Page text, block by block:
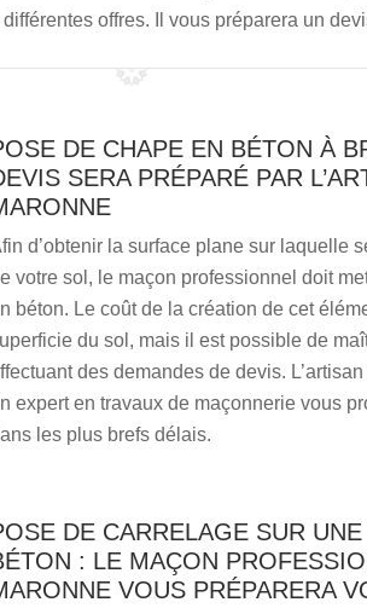
offres. Il vous préparera un
DE CHAPE EN BÉTON À
SERA PRÉPARÉ PAR
d’obtenir la surface plane sur laquelle
votre sol, le maçon professionnel doit
béton. Le coût de la création de cet
du sol, mais il est possible de
des demandes de devis.
expert en travaux de maçonnerie vous
les plus brefs délais.
DE CARRELAGE SUR
: LE MAÇON
VOUS PRÉPARERA